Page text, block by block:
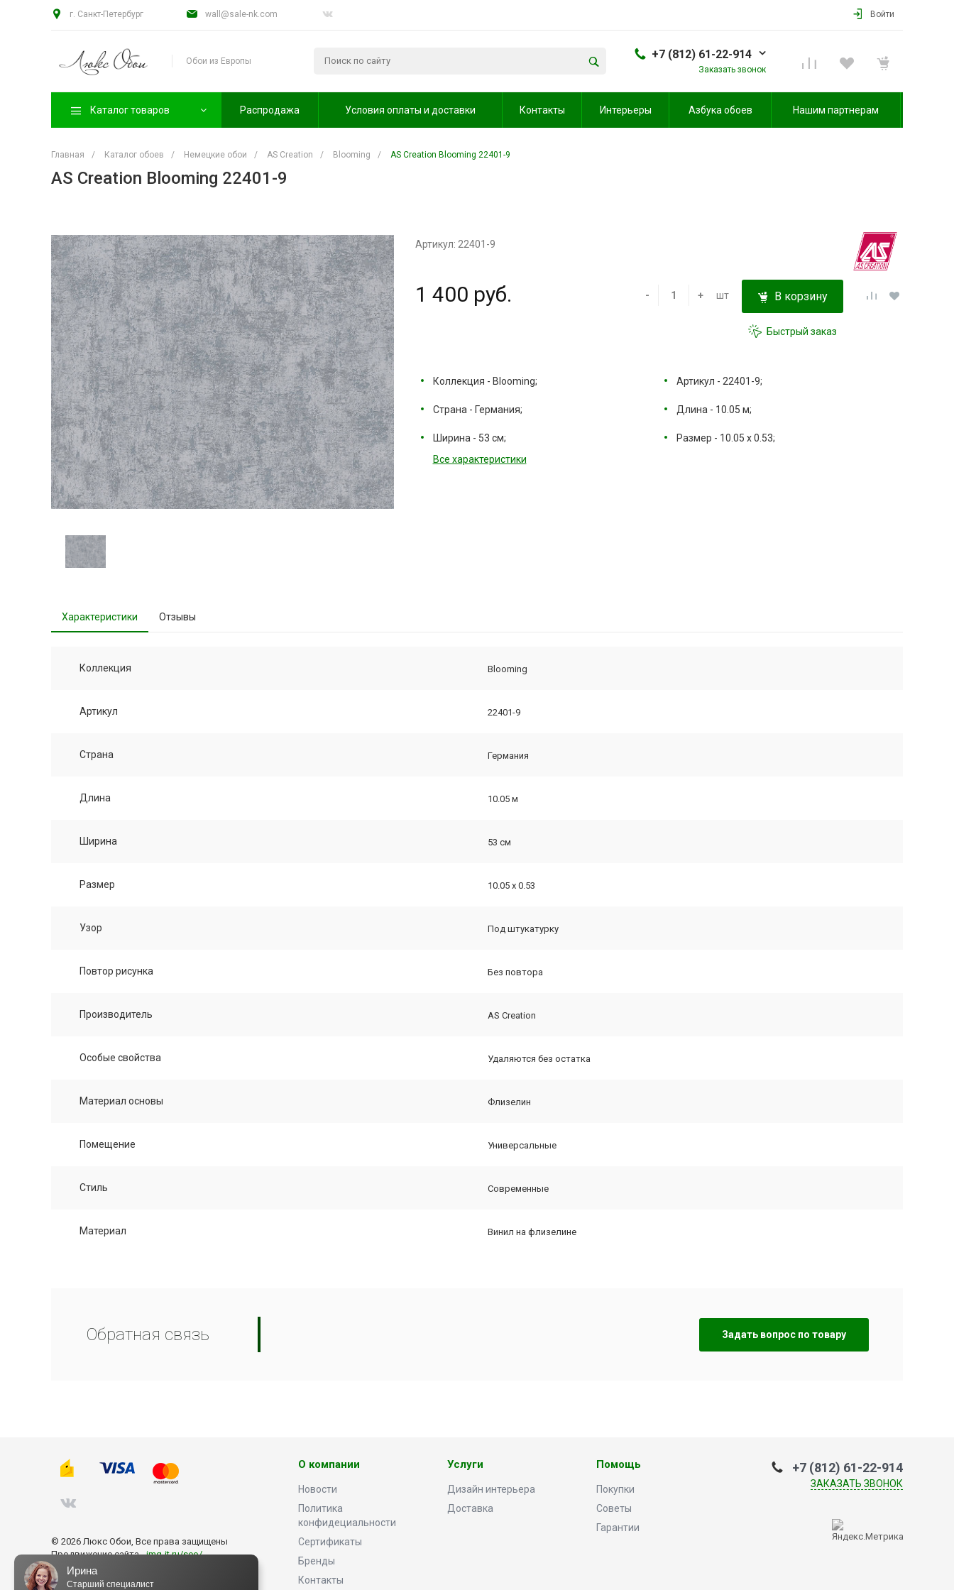
г. Санкт-Петербург wall@sale-nk.com Войти
Обои из Европы
+7 (812) 61-22-914
Заказать звонок
Каталог товаров Распродажа Условия оплаты и доставки Контакты Интерьеры Азбука обоев Нашим партнерам
Главная / Каталог обоев / Немецкие обои / AS Creation / Blooming / AS Creation Blooming 22401-9
AS Creation Blooming 22401-9
Артикул: 22401-9
1 400 руб. - + шт В корзину
Быстрый заказ
Коллекция - Blooming; Артикул - 22401-9;
Страна - Германия; Длина - 10.05 м;
Ширина - 53 см;
Размер - 10.05 х 0.53;
Все характеристики
Характеристики Отзывы
Коллекция Blooming
Артикул 22401-9
Страна Германия
Длина 10.05 м
Ширина 53 см
Размер 10.05 х 0.53
Узор Под штукатурку
Повтор рисунка Без повтора
Производитель AS Creation
Особые свойства Удаляются без остатка
Материал основы Флизелин
Помещение Универсальные
Стиль Современные
Материал Винил на флизелине
Обратная связь Задать вопрос по товару
© 2026 Люкс Обои, Все права защищены
Продвижение сайта -img-it.ru/seo/
О компании
Новости
Политика
конфидециальности
Сертификаты
Бренды
Контакты
Услуги
Дизайн интерьера
Доставка
Помощь
Покупки
Советы
Гарантии
+7 (812) 61-22-914
ЗАКАЗАТЬ ЗВОНОК
Ирина
Старший специалист